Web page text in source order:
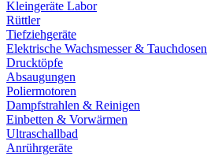
Kleingeräte Labor
Rüttler
Tiefziehgeräte
Elektrische Wachsmesser & Tauchdosen
Drucktöpfe
Absaugungen
Poliermotoren
Dampfstrahlen & Reinigen
Einbetten & Vorwärmen
Ultraschallbad
Anrührgeräte